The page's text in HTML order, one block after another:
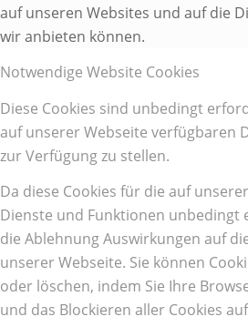
auf unseren Websites und auf die
wir anbieten können.
Notwendige Website Cookies
Diese Cookies sind unbedingt
auf unserer Webseite verfügbaren
zur Verfügung zu stellen.
Da diese Cookies für die auf
Dienste und Funktionen unbedingt
die Ablehnung Auswirkungen auf
unserer Webseite. Sie können
oder löschen, indem Sie Ihre
und das Blockieren aller Cookies